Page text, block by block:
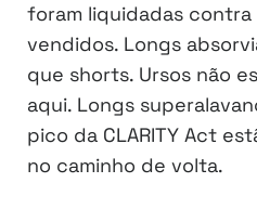
foram liquidadas contra
vendidos. Longs
que shorts. Ursos não
aqui. Longs
pico da CLARITY Act
no caminho de volta.